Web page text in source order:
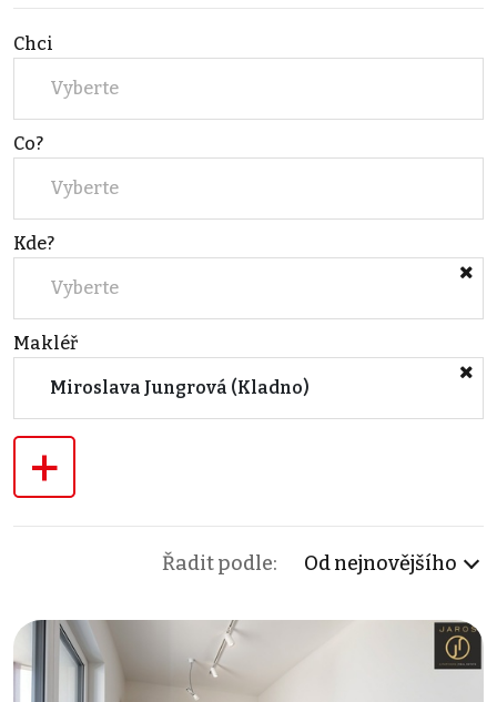
Chci
Vyberte
Co?
Vyberte
Kde?
Vyberte
Makléř
Miroslava Jungrová (Kladno)
+
Řadit podle: Od nejnovějšího